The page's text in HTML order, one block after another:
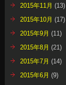
2015年11月 (13)
2015年10月 (17)
2015年9月 (11)
2015年8月 (21)
2015年7月 (14)
2015年6月 (9)